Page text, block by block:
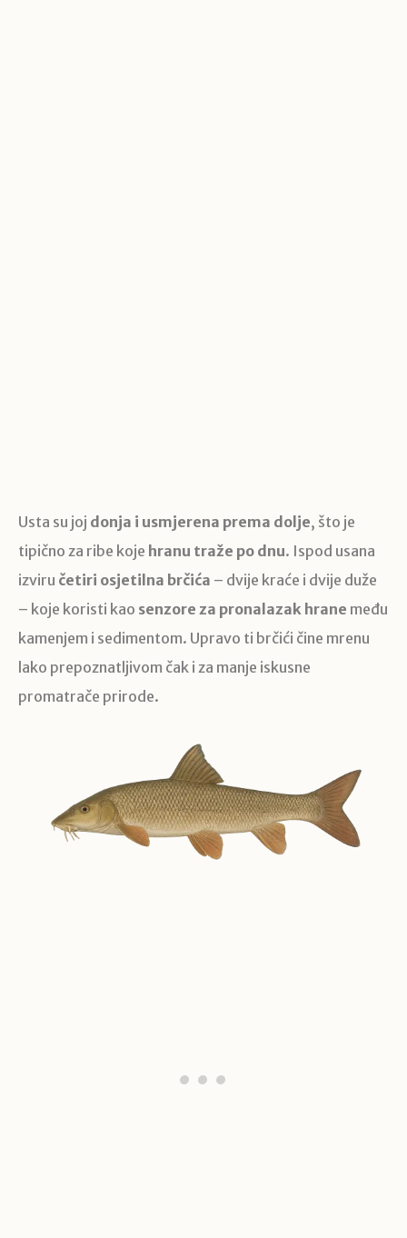
Usta su joj donja i usmjerena prema dolje, što je
tipično za ribe koje hranu traže po dnu. Ispod usana
izviru četiri osjetilna brčića – dvije kraće i dvije duže
– koje koristi kao senzore za pronalazak hrane među
kamenjem i sedimentom. Upravo ti brčići čine mrenu
lako prepoznatljivom čak i za manje iskusne
promatrače prirode.